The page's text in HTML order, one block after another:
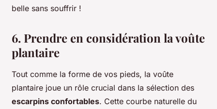
belle sans souffrir !
6. Prendre en considération la voûte
plantaire
Tout comme la forme de vos pieds, la voûte
plantaire joue un rôle crucial dans la sélection des
escarpins confortables. Cette courbe naturelle du